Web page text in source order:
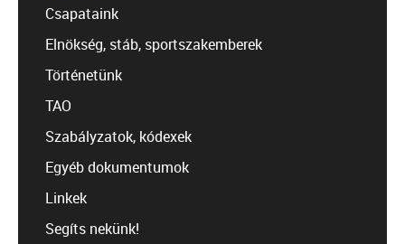
Csapataink
Elnökség, stáb, sportszakemberek
Történetünk
TAO
Szabályzatok, kódexek
Egyéb dokumentumok
Linkek
Segíts nekünk!